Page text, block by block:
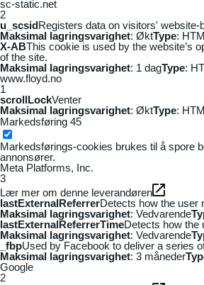
sc-static.net
2
u_scsidRegisters data on visitors'
Maksimal lagringsvarighet: ØktType:
X-ABThis cookie is used by the website’s
of the site.
Maksimal lagringsvarighet: 1 dagType:
www.floyd.no
1
scrollLockVenter
Maksimal lagringsvarighet: ØktType:
Markedsføring 45
Markedsførings-cookies brukes til å spore
annonsører.
Meta Platforms, Inc.
3
Lær mer om denne leverandøren
lastExternalReferrerDetects how the user
Maksimal lagringsvarighet: Vedvarende
lastExternalReferrerTimeDetects how the
Maksimal lagringsvarighet: Vedvarende
_fbpUsed by Facebook to deliver a series
Maksimal lagringsvarighet: 3 måneder
Google
2